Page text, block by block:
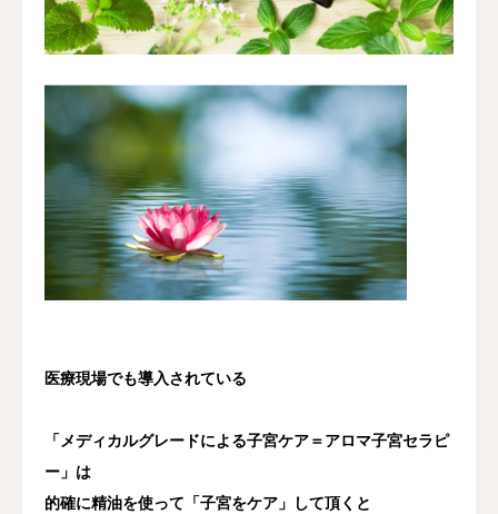
医療現場でも導入されている
「メディカルグレードによる子宮ケア＝アロマ子宮セラピ
ー」は
的確に精油を使って「子宮をケア」して頂くと